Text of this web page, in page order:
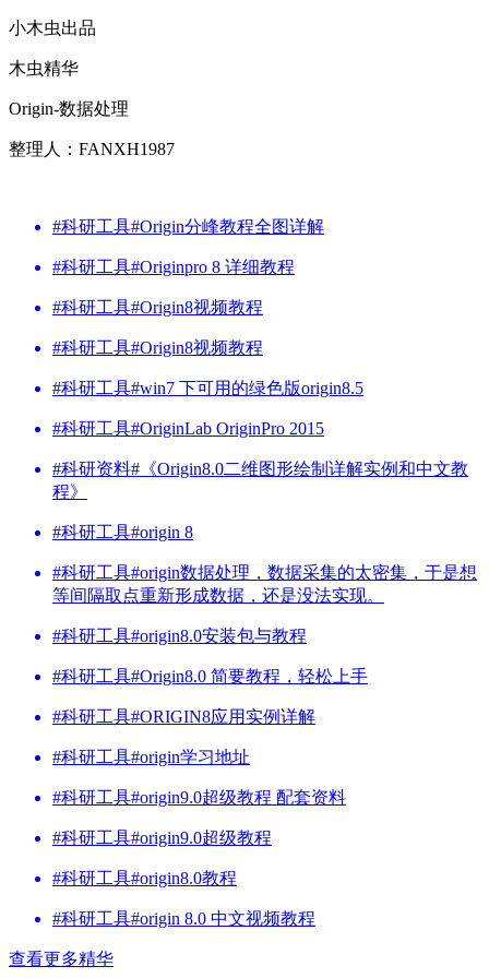
小木虫出品
木虫精华
Origin-数据处理
整理人：FANXH1987
#科研工具#Origin分峰教程全图详解
#科研工具#Originpro 8 详细教程
#科研工具#Origin8视频教程
#科研工具#Origin8视频教程
#科研工具#win7 下可用的绿色版origin8.5
#科研工具#OriginLab OriginPro 2015
#科研资料#《Origin8.0二维图形绘制详解实例和中文教
程》
#科研工具#origin 8
#科研工具#origin数据处理，数据采集的太密集，于是想
等间隔取点重新形成数据，还是没法实现。
#科研工具#origin8.0安装包与教程
#科研工具#Origin8.0 简要教程，轻松上手
#科研工具#ORIGIN8应用实例详解
#科研工具#origin学习地址
#科研工具#origin9.0超级教程 配套资料
#科研工具#origin9.0超级教程
#科研工具#origin8.0教程
#科研工具#origin 8.0 中文视频教程
查看更多精华